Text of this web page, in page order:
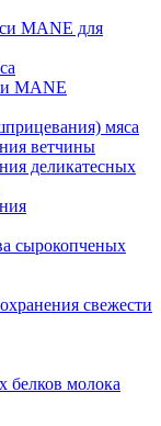
MANE для
MANE
мяса
ветчины
деликатесных
сырокопченых
свежести
белков молока